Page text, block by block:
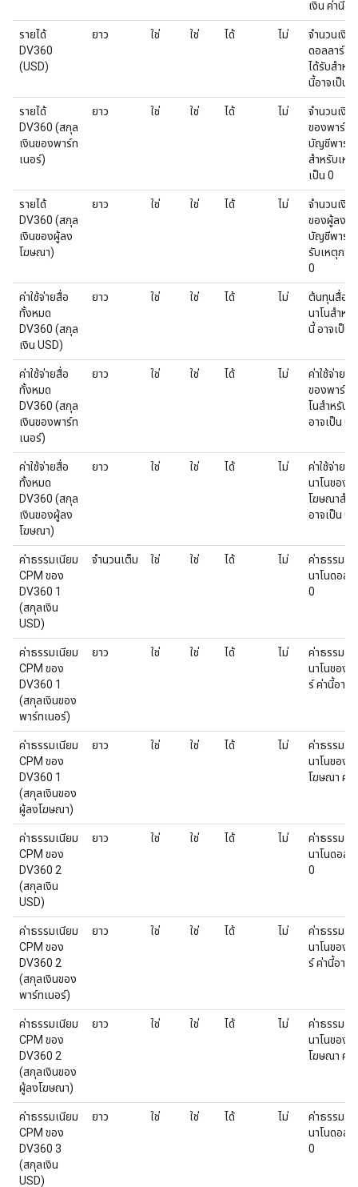
เงิน ค่านี้อ
รายได้
DV360
(USD)
ยาว ใช่ ใช่ ได้ ไม่
จำนวนเงิน
ดอลลาร์ส
ได้รับสำห
นี้อาจเป็น 0
รายได้
DV360 (สกุล
เงินของพาร์ท
เนอร์)
ยาว ใช่ ใช่ ได้ ไม่
จำนวนเงิน
ของพาร์ทเ
บัญชีพาร์ท
สำหรับเห
เป็น 0
รายได้
DV360 (สกุล
เงินของผู้ลง
โฆษณา)
ยาว ใช่ ใช่ ได้ ไม่
จำนวนเงิน
ของผู้ลงโ
บัญชีพาร์ท
รับเหตุกา
0
ค่าใช้จ่ายสื่อ
ทั้งหมด
DV360 (สกุล
เงิน USD)
ยาว ใช่ ใช่ ได้ ไม่
ต้นทุนสื่อทั้
นาโนสําห
นี้ อาจเป็น
ค่าใช้จ่ายสื่อ
ทั้งหมด
DV360 (สกุล
เงินของพาร์ท
เนอร์)
ยาว ใช่ ใช่ ได้ ไม่
ค่าใช้จ่ายสื่
ของพาร์ท
โนสําหรับ
อาจเป็น 0
ค่าใช้จ่ายสื่อ
ทั้งหมด
DV360 (สกุล
เงินของผู้ลง
โฆษณา)
ยาว ใช่ ใช่ ได้ ไม่
ค่าใช้จ่ายสื่
นาโนของ
โฆษณาสํา
อาจเป็น 0
ค่าธรรมเนียม
CPM ของ
DV360 1
(สกุลเงิน
USD)
จำนวนเต็ม ใช่ ใช่ ได้ ไม่
ค่าธรรมเนี
นาโนดอลล
0
ค่าธรรมเนียม
CPM ของ
DV360 1
(สกุลเงินของ
พาร์ทเนอร์)
ยาว ใช่ ใช่ ได้ ไม่
ค่าธรรมเนี
นาโนของ
ร์ ค่านี้อาจ
ค่าธรรมเนียม
CPM ของ
DV360 1
(สกุลเงินของ
ผู้ลงโฆษณา)
ยาว ใช่ ใช่ ได้ ไม่
ค่าธรรมเนี
นาโนของ
โฆษณา ค่า
ค่าธรรมเนียม
CPM ของ
DV360 2
(สกุลเงิน
USD)
ยาว ใช่ ใช่ ได้ ไม่
ค่าธรรมเนี
นาโนดอลล
0
ค่าธรรมเนียม
CPM ของ
DV360 2
(สกุลเงินของ
พาร์ทเนอร์)
ยาว ใช่ ใช่ ได้ ไม่
ค่าธรรมเนี
นาโนของ
ร์ ค่านี้อาจ
ค่าธรรมเนียม
CPM ของ
DV360 2
(สกุลเงินของ
ผู้ลงโฆษณา)
ยาว ใช่ ใช่ ได้ ไม่
ค่าธรรมเนี
นาโนของ
โฆษณา ค่า
ค่าธรรมเนียม
CPM ของ
DV360 3
(สกุลเงิน
USD)
ยาว ใช่ ใช่ ได้ ไม่
ค่าธรรมเนี
นาโนดอลล
0